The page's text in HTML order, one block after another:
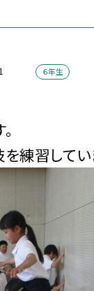
６年生
練習してい